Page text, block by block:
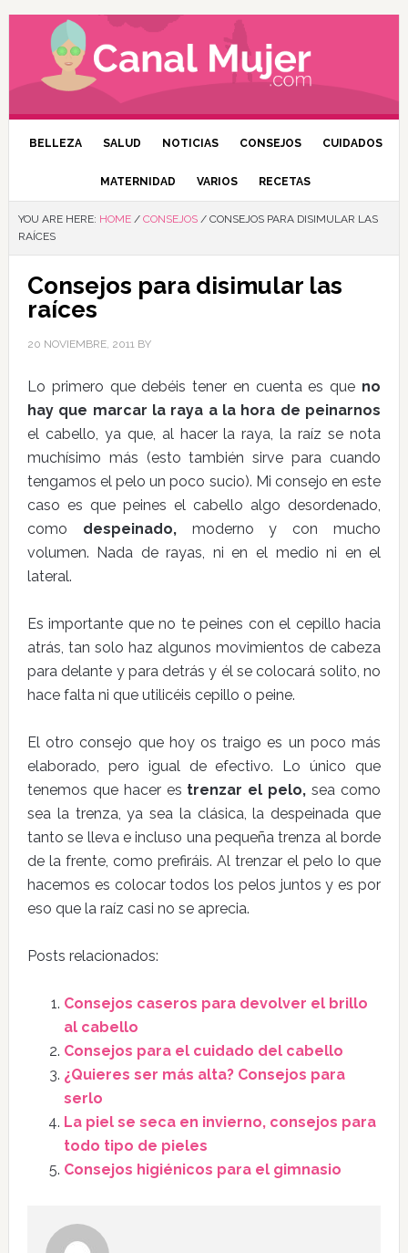
BELLEZA SALUD NOTICIAS CONSEJOS CUIDADOS
MATERNIDAD VARIOS RECETAS
YOU ARE HERE: HOME / CONSEJOS /CONSEJOS PARA DISIMULAR LAS
RAÍCES
Consejos para disimular las
raíces
20 NOVIEMBRE, 2011BY
Lo primero que debéis tener en cuenta es que no
hay que marcar la raya a la hora de peinarnos
el cabello, ya que, al hacer la raya, la raíz se nota
muchísimo más (esto también sirve para cuando
tengamos el pelo un poco sucio). Mi consejo en este
caso es que peines el cabello algo desordenado,
como despeinado,moderno y con mucho
volumen. Nada de rayas, ni en el medio ni en el
lateral.
Es importante que no te peines con el cepillo hacia
atrás, tan solo haz algunos movimientos de cabeza
para delante y para detrás y él se colocará solito, no
hace falta ni que utilicéis cepillo o peine.
El otro consejo que hoy os traigo es un poco más
elaborado, pero igual de efectivo. Lo único que
tenemos que hacer es trenzar el pelo, sea como
sea la trenza, ya sea la clásica, la despeinada que
tanto se lleva e incluso una pequeña trenza al borde
de la frente, como prefiráis. Al trenzar el pelo lo que
hacemos es colocar todos los pelos juntos y es por
eso que la raíz casi no se aprecia.
Posts relacionados:
Consejos caseros para devolver el brillo
al cabello
Consejos para el cuidado del cabello
¿Quieres ser más alta? Consejos para
serlo
La piel se seca en invierno, consejos para
todo tipo de pieles
Consejos higiénicos para el gimnasio